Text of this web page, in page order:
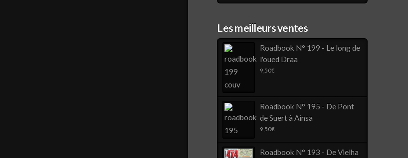
Les meilleurs ventes
Roadbook N° 199 - Le long de
l'oued Draa
9,50€
Roadbook N° 195 - De Pont
de Suert à Ainsa
9,50€
Roadbook N° 193 - De Vielha